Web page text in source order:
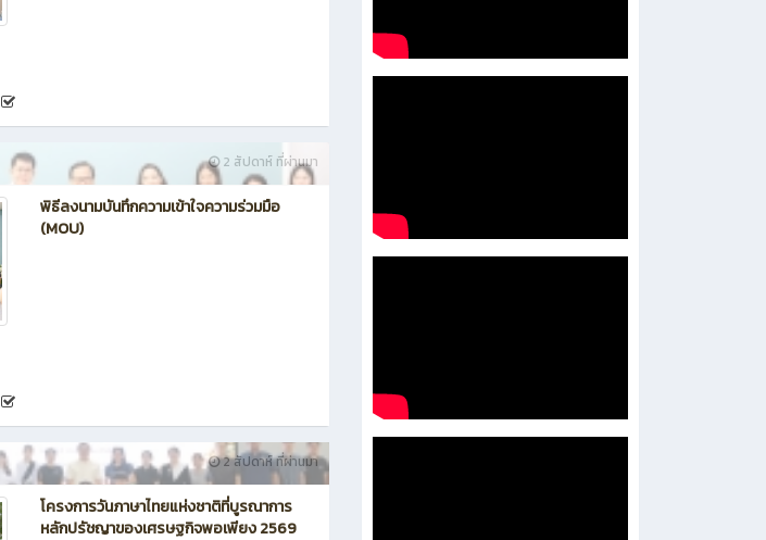
2 สัปดาห์ ที่ผ่านมา
พิธีลงนามบันทึกความเข้าใจความร่วมมือ
(MOU)
2 สัปดาห์ ที่ผ่านมา
โครงการวันภาษาไทยแห่งชาติที่บูรณาการ
หลักปรัชญาของเศรษฐกิจพอเพียง 2569